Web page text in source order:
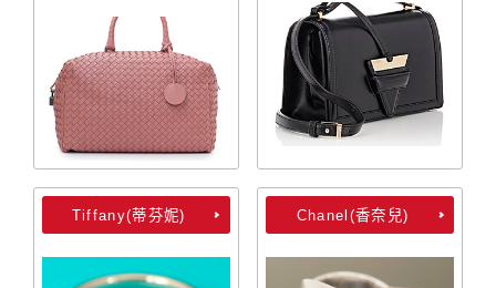
Tiffany(蒂芬妮) Chanel(香奈兒)